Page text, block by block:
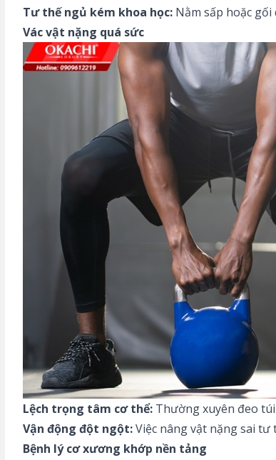
Tư thế ngủ kém khoa học: Nằm sấp hoặc
Vác vật nặng quá sức
Lệch trọng tâm cơ thể: Thường xuyên đeo
Vận động đột ngột:Việc nâng vật nặng sai
Bệnh lý cơ xương khớp nền tảng